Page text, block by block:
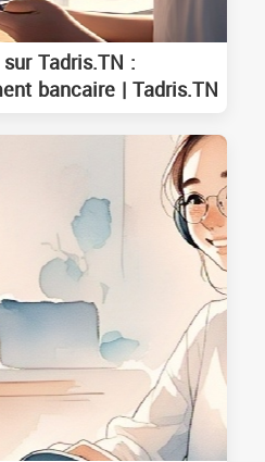
Tadris.TN :
bancaire | Tadris.TN